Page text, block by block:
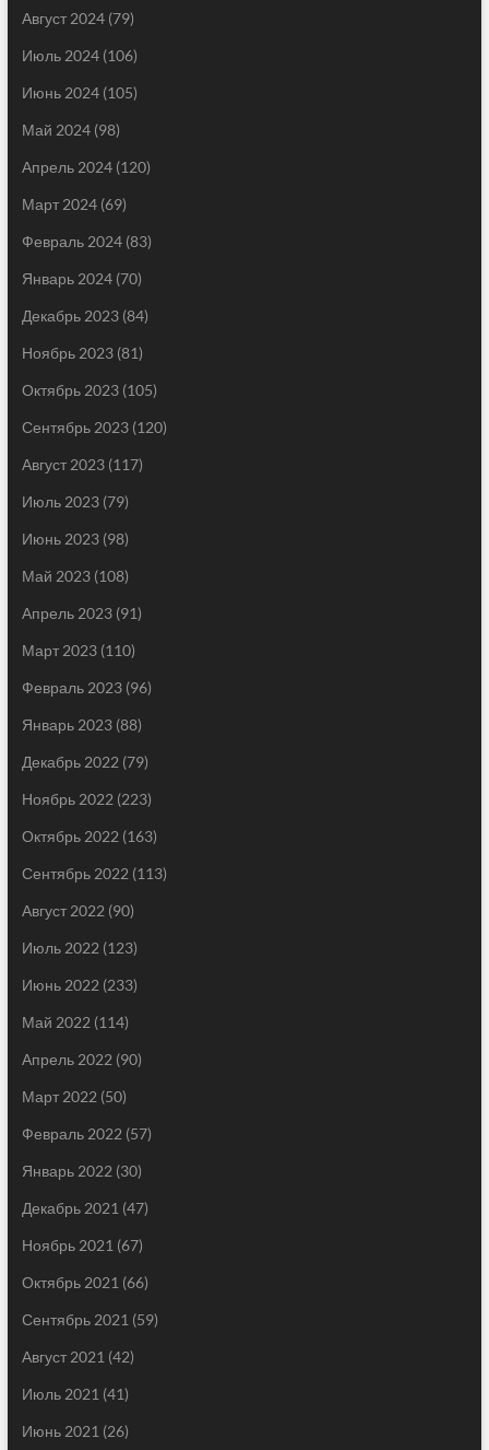
Август 2024(79)
Июль 2024(106)
Июнь 2024(105)
Май 2024(98)
Апрель 2024(120)
Март 2024(69)
Февраль 2024(83)
Январь 2024(70)
Декабрь 2023(84)
Ноябрь 2023(81)
Октябрь 2023(105)
Сентябрь 2023(120)
Август 2023(117)
Июль 2023(79)
Июнь 2023(98)
Май 2023(108)
Апрель 2023(91)
Март 2023(110)
Февраль 2023(96)
Январь 2023(88)
Декабрь 2022 (79)
Ноябрь 2022 (223)
Октябрь 2022 (163)
Сентябрь 2022 (113)
Август 2022 (90)
Июль 2022 (123)
Июнь 2022 (233)
Май 2022 (114)
Апрель 2022 (90)
Март 2022 (50)
Февраль 2022 (57)
Январь 2022 (30)
Декабрь 2021 (47)
Ноябрь 2021 (67)
Октябрь 2021 (66)
Сентябрь 2021 (59)
Август 2021 (42)
Июль 2021 (41)
Июнь 2021 (26)